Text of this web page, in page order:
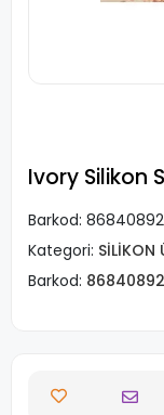
Ivory Silikon
Barkod:
Kategori: SİLİKON
Barkod: